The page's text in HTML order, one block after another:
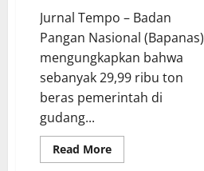
Jurnal Tempo – Badan
Pangan Nasional (Bapanas)
mengungkapkan bahwa
sebanyak 29,99 ribu ton
beras pemerintah di
gudang...
Read MoreRead
more